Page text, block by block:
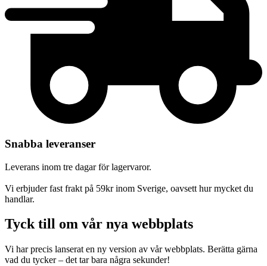
Snabba leveranser
Leverans inom tre dagar för lagervaror.
Vi erbjuder fast frakt på 59kr inom Sverige, oavsett hur mycket du
handlar.
Tyck till om vår nya webbplats
Vi har precis lanserat en ny version av vår webbplats. Berätta gärna
vad du tycker – det tar bara några sekunder!